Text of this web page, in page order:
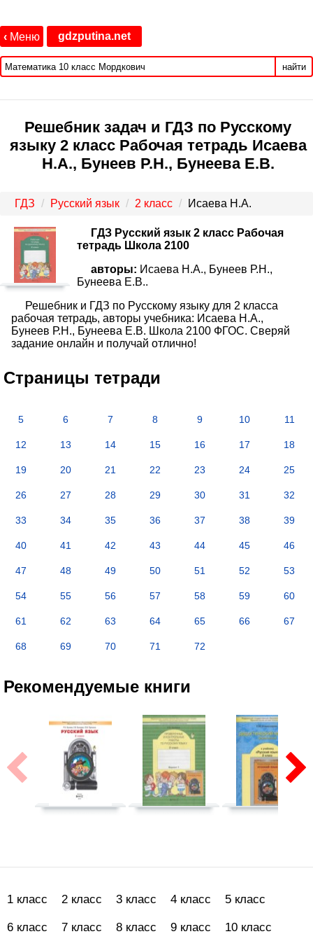
‹ Меню gdzputina.net
найти
Решебник задач и ГДЗ по Русскому
языку 2 класс Рабочая тетрадь Исаева
Н.А., Бунеев Р.Н., Бунеева Е.В.
ГДЗ Русский язык 2 класс Исаева Н.А.
ГДЗ Русский язык 2 класс Рабочая
тетрадь Школа 2100
авторы: Исаева Н.А., Бунеев Р.Н.,
Бунеева Е.В..
Решебник и ГДЗ по Русскому языку для 2 класса
рабочая тетрадь, авторы учебника: Исаева Н.А.,
Бунеев Р.Н., Бунеева Е.В. Школа 2100 ФГОС. Сверяй
задание онлайн и получай отлично!
Страницы тетради
5 6 7 8 9 10 11
12 13 14 15 16 17 18
19 20 21 22 23 24 25
26 27 28 29 30 31 32
33 34 35 36 37 38 39
40 41 42 43 44 45 46
47 48 49 50 51 52 53
54 55 56 57 58 59 60
61 62 63 64 65 66 67
68 69 70 71 72
Рекомендуемые книги
1 класс 2 класс 3 класс 4 класс 5 класс
6 класс 7 класс 8 класс 9 класс 10 класс